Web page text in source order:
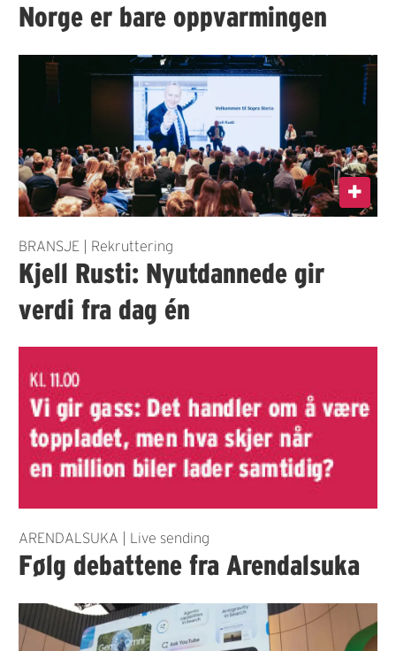
Norge er bare oppvarmingen
BRANSJE | Rekruttering
Kjell Rusti: Nyutdannede gir
verdi fra dag én
ARENDALSUKA | Live sending
Følg debattene fra Arendalsuka